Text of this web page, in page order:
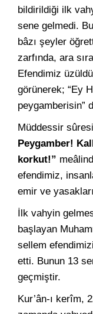
bildirildiği ilk
sene gelmedi.
bâzı şeyler
zarfında, ara
Efendimiz
görünerek; “Ey
peygamberisin”
Müddessir
Peygamber!
korkut!”
efendimiz,
emir ve
İlk vahyin
başlayan
sellem
etti. Bunun 13
geçmiştir.
Kur’ân-ı kerîm,